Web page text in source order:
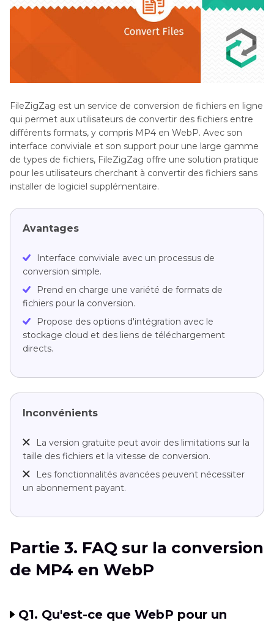
FileZigZag est un service de conversion de fichiers en ligne
qui permet aux utilisateurs de convertir des fichiers entre
différents formats, y compris MP4 en WebP. Avec son
interface conviviale et son support pour une large gamme
de types de fichiers, FileZigZag offre une solution pratique
pour les utilisateurs cherchant à convertir des fichiers sans
installer de logiciel supplémentaire.
Avantages
Interface conviviale avec un processus de
conversion simple.
Prend en charge une variété de formats de
fichiers pour la conversion.
Propose des options d'intégration avec le
stockage cloud et des liens de téléchargement
directs.
Inconvénients
La version gratuite peut avoir des limitations sur la
taille des fichiers et la vitesse de conversion.
Les fonctionnalités avancées peuvent nécessiter
un abonnement payant.
Partie 3. FAQ sur la conversion
de MP4 en WebP
Q1. Qu'est-ce que WebP pour un